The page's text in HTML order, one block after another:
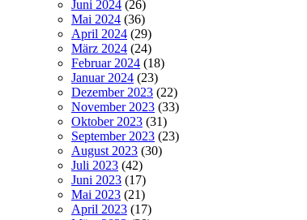
Juni 2024 (26)
Mai 2024 (36)
April 2024 (29)
März 2024 (24)
Februar 2024 (18)
Januar 2024 (23)
Dezember 2023 (22)
November 2023 (33)
Oktober 2023 (31)
September 2023 (23)
August 2023 (30)
Juli 2023 (42)
Juni 2023 (17)
Mai 2023 (21)
April 2023 (17)